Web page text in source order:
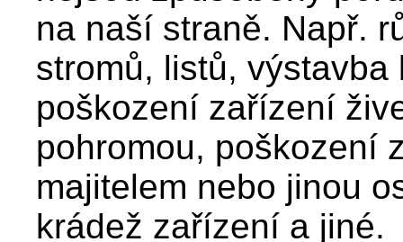
na naší straně. Např.
stromů, listů, výstavba
poškození zařízení
pohromou, poškození
majitelem nebo jinou
krádež zařízení a jiné.